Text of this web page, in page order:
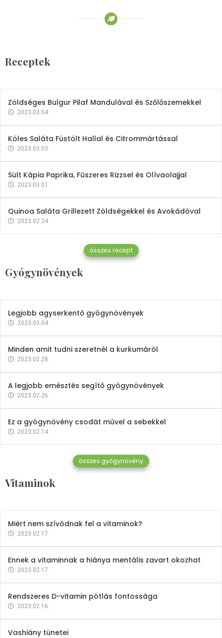
Receptek
2023.03.06.
Zöldséges Bulgur Pilaf Mandulával és Szőlőszemekkel
2023.03.04.
Köles Saláta Füstölt Hallal és Citrommártással
2023.03.03.
Sült Kápia Paprika, Fűszeres Rizzsel és Olívaolajjal
2023.03.01.
Quinoa Saláta Grillezett Zöldségekkel és Avokádóval
2023.02.24.
összes recept
Gyógynövények
Gyógynövények
Mindent a petrezselyemről
2023.12.21.
Legjobb agyserkentő gyógynövények
2023.03.04.
Minden amit tudni szeretnél a kurkumáról
2023.02.28.
A legjobb emésztés segítő gyógynövények
2023.02.26.
Ez a gyógynövény csodát művel a sebekkel
2023.02.14.
összes gyógynövény
Vitaminok
Vitaminok
Mindent a B-12 vitaminról
2023.02.27.
Miért nem szívódnak fel a vitaminok?
2023.02.17.
Ennek a vitaminnak a hiánya mentális zavart okozhat
2023.02.17.
Rendszeres D-vitamin pótlás fontossága
2023.02.16.
Vashiány tünetei